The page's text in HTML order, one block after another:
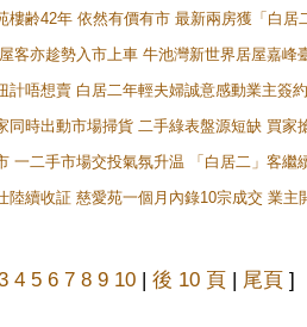
樓齢42年 依然有價有市 最新兩房獲「白居
客亦趁勢入市上車 牛池灣新世界居屋嘉峰
計唔想賣 白居二年輕夫婦誠意感動業主簽
同時出動市場掃貨 二手綠表盤源短缺 買
一二手市場交投氣氛升温 「白居二」客
陸續收証 慈愛苑一個月內錄10宗成交 業
4 5 6 7 8 9 10 | 後 10 頁 | 尾頁 ]